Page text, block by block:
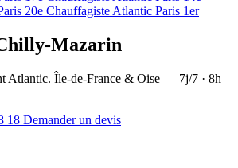
20e Chauffagiste Atlantic Paris 1er
Mazarin
Atlantic. Île-de-France & Oise — 7j/7 · 8h –
18 Demander un devis